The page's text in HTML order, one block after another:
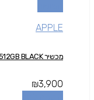
APPLE
מכשיר IPHONE 13 MINI 512GB BLACK
₪3,900